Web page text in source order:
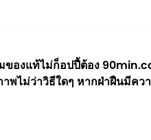
องแท้ไม่ก็อปปี้ต้อง
พไม่ว่าวิธีใดๆ หากฝ่าฝืนมีคว